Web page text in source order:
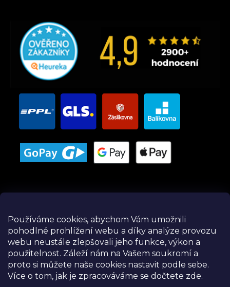
Používáme cookies, abychom Vám umožnili
pohodlné prohlížení webu a díky analýze provozu
webu neustále zlepšovali jeho funkce, výkon a
použitelnost. Záleží nám na Vašem soukromí a
proto si můžete naše cookies nastavit podle sebe.
Více o tom, jak je zpracováváme se dočtete zde.
Instagram